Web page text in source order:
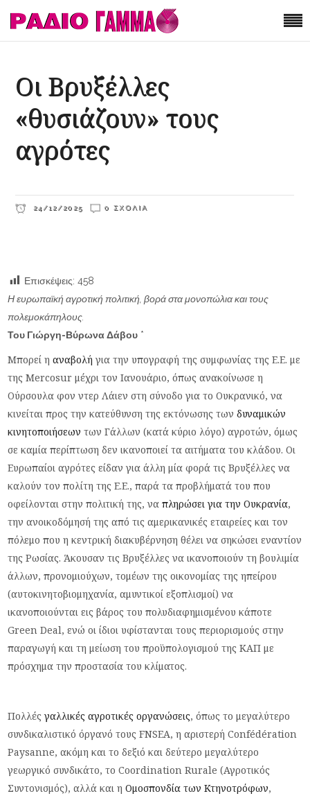
Οι Βρυξέλλες
«θυσιάζουν» τους
αγρότες
24/12/2025 0 ΣΧΌΛΙΑ
Επισκέψεις: 458
Η ευρωπαϊκή αγροτική πολιτική, βορά στα μονοπώλια και τους
πολεμοκάπηλους.
Του Γιώργη-Βύρωνα Δάβου *
Μπορεί ηαναβολή για την υπογραφή της συμφωνίας της Ε.Ε. με
της Mercosur μέχρι τον Ιανουάριο, όπως ανακοίνωσε η
Ούρσουλα φον ντερ Λάιεν στη σύνοδο για το Ουκρανικό, να
κινείται προς την κατεύθυνση της εκτόνωσης τωνδυναμικών
κινητοποιήσεων των Γάλλων (κατά κύριο λόγο) αγροτών, όμως
σε καμία περίπτωση δεν ικανοποιεί τα αιτήματα του κλάδου. Οι
Ευρωπαίοι αγρότες είδαν για άλλη μία φορά τις Βρυξέλλες να
καλούν τον πολίτη της Ε.Ε., παρά τα προβλήματά του που
οφείλονται στην πολιτική της, ναπληρώσει για την Ουκρανία,
την ανοικοδόμησή της από τις αμερικανικές εταιρείες και τον
πόλεμο που η κεντρική διακυβέρνηση θέλει να σηκώσει εναντίον
της Ρωσίας. Άκουσαν τις Βρυξέλλες να ικανοποιούν τη βουλιμία
άλλων, προνομιούχων, τομέων της οικονομίας της ηπείρου
(αυτοκινητοβιομηχανία, αμυντικοί εξοπλισμοί) να
ικανοποιούνται εις βάρος του πολυδιαφημισμένου κάποτε
Green Deal, ενώ οι ίδιοι υφίστανται τους περιορισμούς στην
παραγωγή και τη μείωση του προϋπολογισμού της ΚΑΠ με
πρόσχημα την προστασία του κλίματος.
Πολλέςγαλλικές αγροτικές οργανώσεις, όπως το μεγαλύτερο
συνδικαλιστικό όργανό τους FNSEA, η αριστερή Confédération
Paysanne, ακόμη και το δεξιό και δεύτερο μεγαλύτερο
γεωργικό συνδικάτο, το Coordination Rurale (Αγροτικός
Συντονισμός), αλλά και ηΟμοσπονδία των Κτηνοτρόφων,